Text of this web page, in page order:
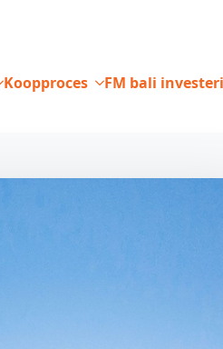
Koopproces FM bali